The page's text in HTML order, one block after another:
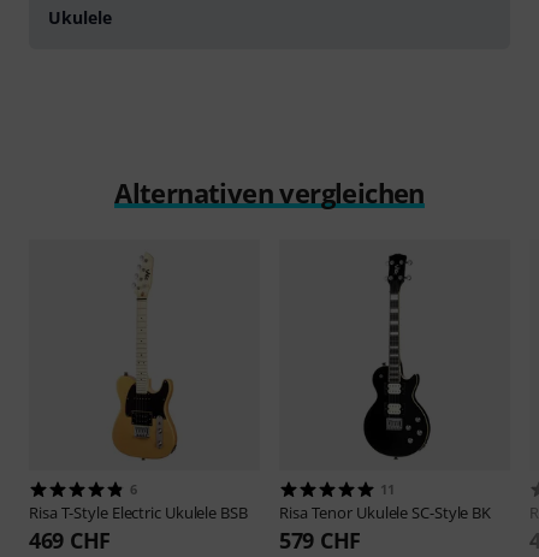
Ukulele
Alternativen vergleichen
6
Risa T-Style Electric Ukulele BSB
469 CHF
11
Risa Tenor Ukulele SC-Style BK
579 CHF